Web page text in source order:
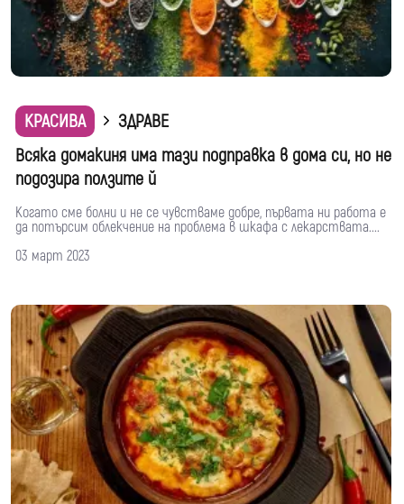
КРАСИВА
ЗДРАВЕ
Всяка домакиня има тази подправка в дома си, но не
подозира ползите й
Когато сме болни и не се чувстваме добре, първата ни работа е
да потърсим облекчение на проблема в шкафа с лекарствата....
03 март 2023